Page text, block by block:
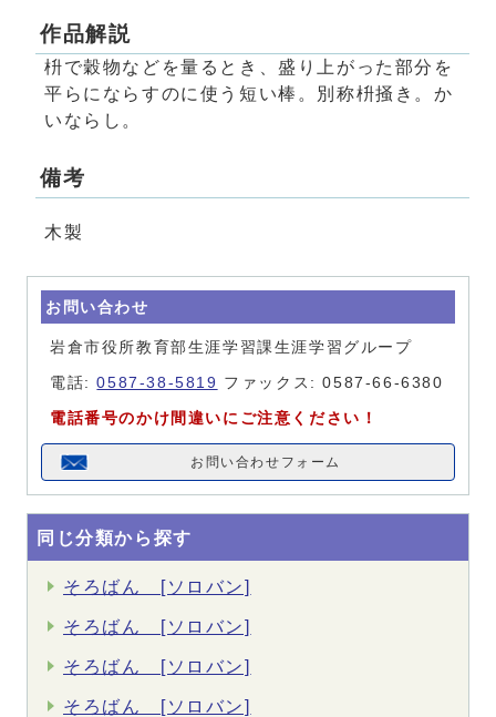
作品解説
枡で穀物などを量るとき、盛り上がった部分を
平らにならすのに使う短い棒。別称枡掻き。か
いならし。
備考
木製
お問い合わせ
岩倉市役所教育部生涯学習課生涯学習グループ
電話:0587-38-5819 ファックス: 0587-66-6380
電話番号のかけ間違いにご注意ください！
お問い合わせフォーム
同じ分類から探す
そろばん [ソロバン]
そろばん [ソロバン]
そろばん [ソロバン]
そろばん [ソロバン]